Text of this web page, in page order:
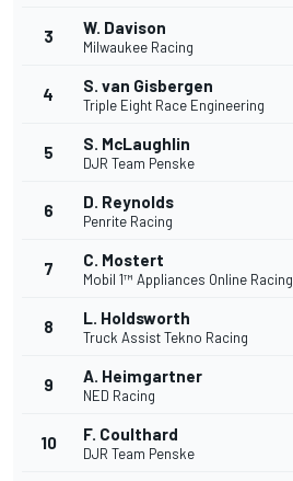
3 W. Davison
Milwaukee Racing
4 S. van Gisbergen
Triple Eight Race Engineering
5 S. McLaughlin
DJR Team Penske
6 D. Reynolds
Penrite Racing
7 C. Mostert
Mobil 1™ Appliances Online Racing
8 L. Holdsworth
Truck Assist Tekno Racing
9 A. Heimgartner
NED Racing
10 F. Coulthard
DJR Team Penske